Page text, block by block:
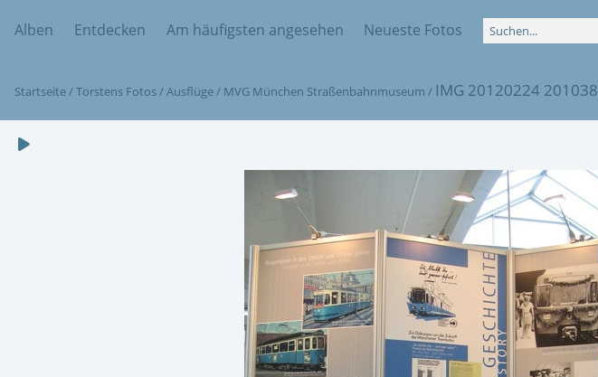
Alben Entdecken Am häufigsten angesehen Neueste Fotos
Startseite/Torstens Fotos/Ausflüge/ MVG München Straßenbahnmuseum / IMG 20120224 201038